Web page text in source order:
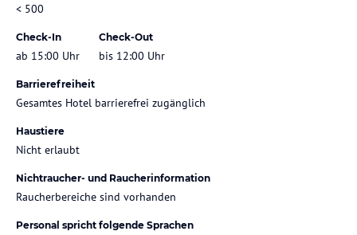
< 500
Check-In
ab 15:00 Uhr
Check-Out
bis 12:00 Uhr
Barrierefreiheit
Gesamtes Hotel barrierefrei zugänglich
Haustiere
Nicht erlaubt
Nichtraucher- und Raucherinformation
Raucherbereiche sind vorhanden
Personal spricht folgende Sprachen